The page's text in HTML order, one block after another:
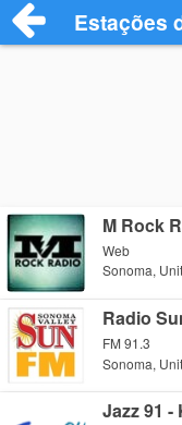
Estações
M Rock
Web
Sonoma,
Radio
FM 91.3
Sonoma,
Jazz 91 -